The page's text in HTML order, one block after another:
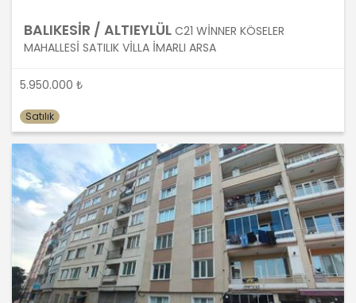
belirlenmemişse kişisel verileri
işlendikleri amaç için gerekli olan süre
kadar muhafaza edecektir. Sürenin
sebeplerin ortadan kalkması halinde
kişisel veriler MASTERTURK
FRANCHİSİNG GAYRİMENKUL SATIŞ VE
PAZARLAMA A.Ş.. tarafından silinecek,
yok edilecek veya anonim hale
getirilecektir.
6. Kişisel Veri İşleme Faaliyetlerinin
Kanunun 5 inci Maddesinde Belirtilen
Kişisel Veri İşleme Şartlarından Bir
veya Birkaçına Dayalı Olarak Kanunun
4. Maddedeki Temel İlkelerin Tümüne
BALIKESİR / ALTIEYLÜL C21 WİNNER KÖSELER
MAHALLESİ SATILIK VİLLA İMARLI ARSA
5.950.000 ₺
Satılık